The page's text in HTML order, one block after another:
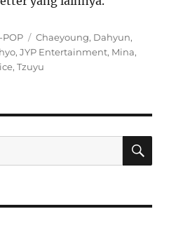
POP
T
a
g
Chaeyoung, Dahyun,
,JYP Entertainment, Mina,
,Tzuyu
S
A